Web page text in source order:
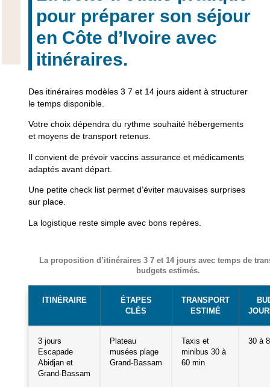
pour préparer son séjour
en Côte d’Ivoire avec
itinéraires.
Des itinéraires modèles 3 7 et 14 jours aident à structurer
le temps disponible.
Votre choix dépendra du rythme souhaité hébergements
et moyens de transport retenus.
Il convient de prévoir vaccins assurance et médicaments
adaptés avant départ.
Une petite check list permet d’éviter mauvaises surprises
sur place.
La logistique reste simple avec bons repères.
La proposition d’itinéraires 3 7 et 14 jours avec temps de
budgets estimés.
ITINÉRAIRE
ÉTAPES
CLÉS
TRANSPORT
ESTIMÉ
3 jours
Escapade
Abidjan et
Grand‑Bassam
Plateau
musées plage
Grand‑Bassam
Taxis et
minibus 30 à
60 min
30 à